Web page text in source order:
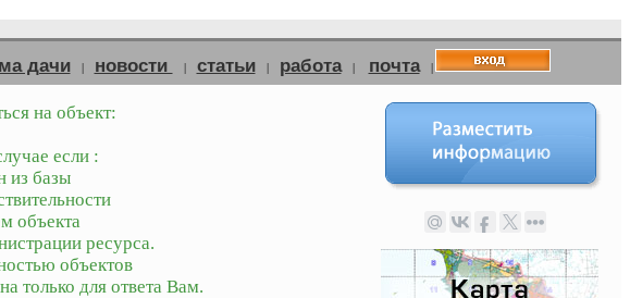
дачи | новости | статьи | работа | почта |
на объект:
если :
из базы
объекта
ресурса.
объектов
только для ответа Вам.